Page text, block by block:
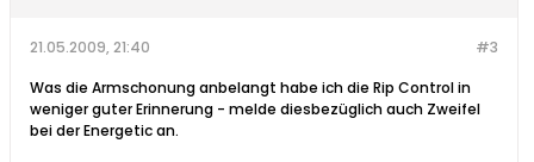
#3
21.05.2009, 21:40
Was die Armschonung anbelangt habe ich die Rip Control in
weniger guter Erinnerung - melde diesbezüglich auch Zweifel
bei der Energetic an.